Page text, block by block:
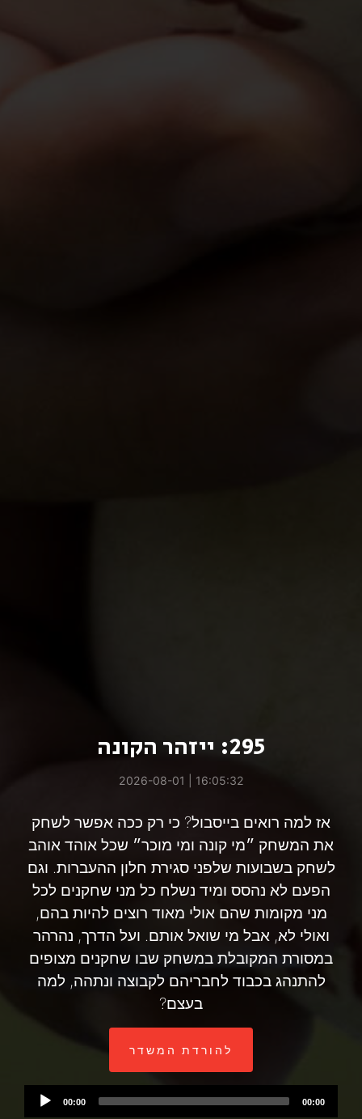
295: ייזהר הקונה
16:05:32 | 2026-08-01
אז למה רואים בייסבול? כי רק ככה אפשר לשחק
את המשחק ״מי קונה ומי מוכר״ שכל אוהד אוהב
לשחק בשבועות שלפני סגירת חלון ההעברות. וגם
הפעם לא נהסס ומיד נשלח כל מני שחקנים לכל
מני מקומות שהם אולי מאוד רוצים להיות בהם,
ואולי לא, אבל מי שואל אותם. ועל הדרך, נהרהר
במסורת המקובלת במשחק שבו שחקנים מצופים
להתנהג בכבוד לחבריהם לקבוצה ונתהה, למה
בעצם?
להורדת המשדר
Audio
00:00 00:00